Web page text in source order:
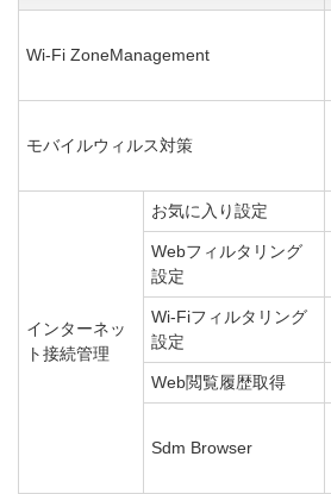
Wi-Fi ZoneManagement
モバイルウィルス対策
インターネッ
ト接続管理
お気に入り設定
Webフィルタリング
設定
Wi-Fiフィルタリング
設定
Web閲覧履歴取得
Sdm Browser